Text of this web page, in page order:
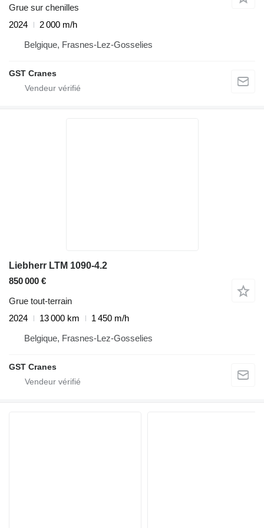
Grue sur chenilles
2024
2 000 m/h
Belgique, Frasnes-Lez-Gosselies
GST Cranes
Liebherr LTM 1090-4.2
850 000 €
Grue tout-terrain
2024
13 000 km
1 450 m/h
Belgique, Frasnes-Lez-Gosselies
GST Cranes